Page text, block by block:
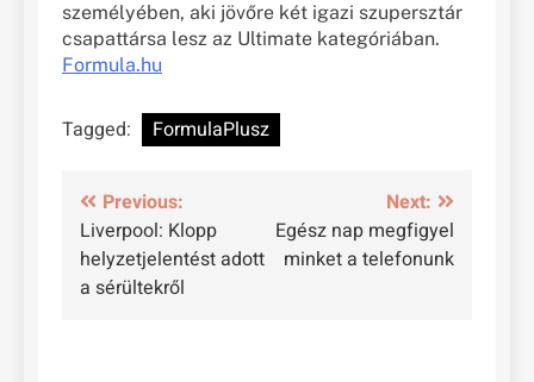
személyében, aki jövőre két igazi szupersztár
csapattársa lesz az Ultimate kategóriában.
Formula.hu
Tagged: FormulaPlusz
Bejegyzés
navigáció
Previous:
Liverpool: Klopp
helyzetjelentést adott
a sérültekről
Next:
Egész nap megfigyel
minket a telefonunk